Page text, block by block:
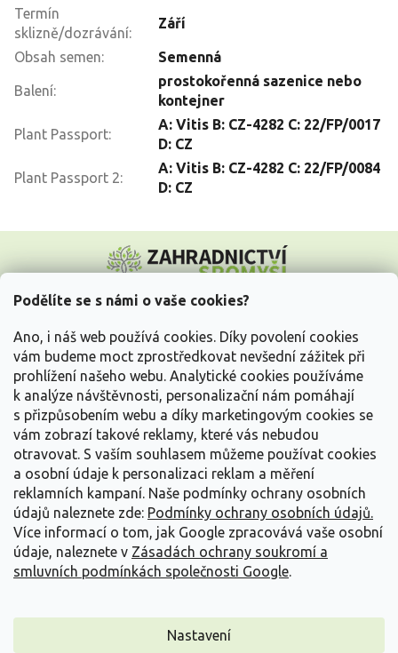
Podělíte se s námi o vaše cookies?
Ano, i náš web používá cookies. Díky povolení cookies
vám budeme moct zprostředkovat nevšední zážitek při
prohlížení našeho webu. Analytické cookies používáme
k analýze návštěvnosti, personalizační nám pomáhají
s přizpůsobením webu a díky marketingovým cookies se
vám zobrazí takové reklamy, které vás nebudou
otravovat. S vaším souhlasem můžeme používat cookies
a osobní údaje k personalizaci reklam a měření
reklamních kampaní. Naše podmínky ochrany osobních
údajů naleznete zde: Podmínky ochrany osobních údajů.
Více informací o tom, jak Google zpracovává vaše osobní
údaje, naleznete v Zásadách ochrany soukromí a
smluvních podmínkách společnosti Google.
Nastavení
Termín
sklizně/dozrávání:
Září
Obsah semen: Semenná
Balení:
prostokořenná sazenice nebo
kontejner
Plant Passport:
A: Vitis B: CZ-4282 C: 22/FP/0017
D: CZ
Plant Passport 2:
A: Vitis B: CZ-4282 C: 22/FP/0084
D: CZ
p
Vše o nákupu
Informace pro Vás
Kontakujte nás
Vytvořil Shoptet